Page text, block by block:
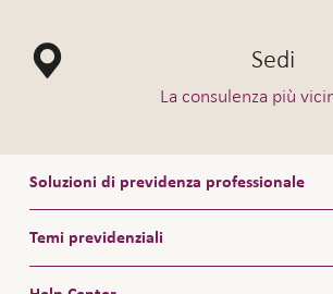
Sedi
La consulenza più
Soluzioni di previdenza professionale
Temi previdenziali